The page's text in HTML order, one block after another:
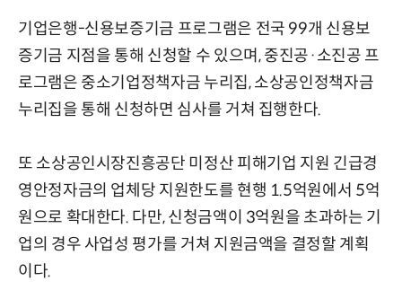
기업은행-신용보증기금 프로그램은 전국 99개 신용보
증기금 지점을 통해 신청할 수 있으며, 중진공·소진공 프
로그램은 중소기업정책자금 누리집, 소상공인정책자금
누리집을 통해 신청하면 심사를 거쳐 집행한다.
또 소상공인시장진흥공단 미정산 피해기업 지원 긴급경
영안정자금의 업체당 지원한도를 현행 1.5억원에서 5억
원으로 확대한다. 다만, 신청금액이 3억원을 초과하는 기
업의 경우 사업성 평가를 거쳐 지원금액을 결정할 계획
이다.